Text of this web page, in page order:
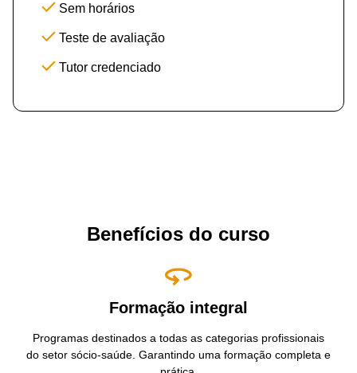
Sem horários
Teste de avaliação
Tutor credenciado
Benefícios do curso
Formação integral
Programas destinados a todas as categorias profissionais
do setor sócio-saúde. Garantindo uma formação completa e